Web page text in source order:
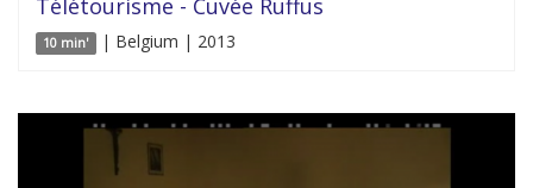
Télétourisme - Cuvée Ruffus
10 min' | Belgium | 2013